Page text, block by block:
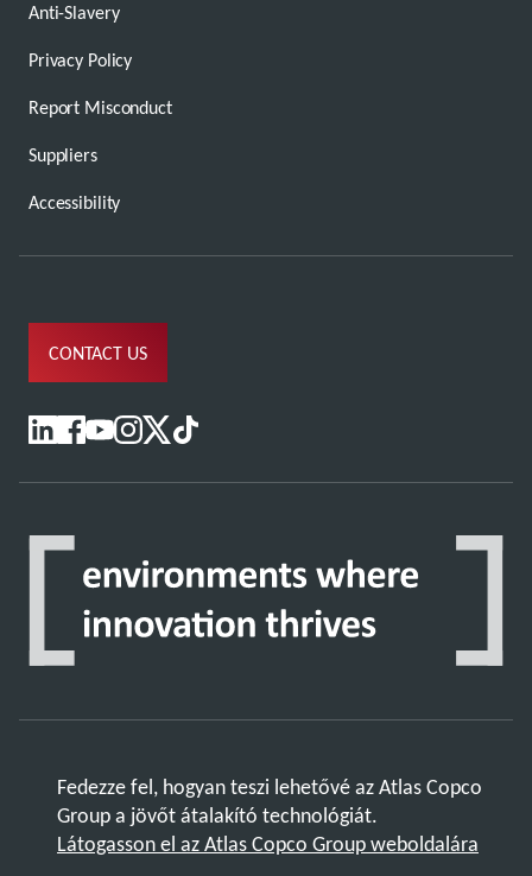
Anti-Slavery
Privacy Policy
Report Misconduct
Suppliers
Accessibility
CONTACT US
Fedezze fel, hogyan teszi lehetővé az Atlas Copco
Group a jövőt átalakító technológiát.
Látogasson el az Atlas Copco Group weboldalára